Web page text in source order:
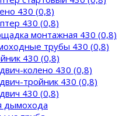
430 (0,8)
430 (0,8)
монтажная 430 (0,8)
трубы 430 (0,8)
430 (0,8)
колено 430 (0,8)
тройник 430 (0,8)
430 (0,8)
дымохода